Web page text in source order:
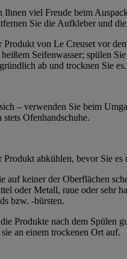
Ihnen viel Freude beim
Sie die Aufkleber und
Produkt von Le Creuset vor
Seifenwasser; spülen Sie
ab und trocknen Sie es.
– verwenden Sie beim
stets Ofenhandschuhe.
Produkt abkühlen, bevor Sie es
auf keiner der Oberflächen
oder Metall, raue oder sehr
bzw. -bürsten.
Produkte nach dem Spülen
an einem trockenen Ort auf.